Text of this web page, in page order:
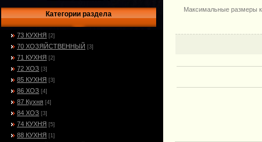
Категории раздела
73 КУХНЯ [2]
70 ХОЗЯЙСТВЕННЫЙ [3]
71 КУХНЯ [2]
72 ХОЗ [3]
85 КУХНЯ [3]
86 ХОЗ [4]
87 Кухня [4]
84 ХОЗ [3]
74 КУХНЯ [5]
88 КУХНЯ [1]
Максимальные размеры